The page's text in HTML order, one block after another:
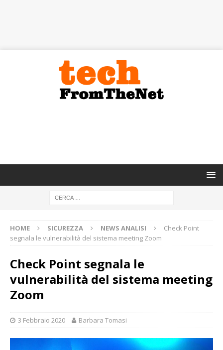
HOME SICUREZZA NEWS ANALISI
Check Point
segnala le vulnerabilità del sistema meeting Zoom
Check Point segnala le
vulnerabilità del sistema meeting
Zoom
3 Febbraio 2020 Barbara Tomasi